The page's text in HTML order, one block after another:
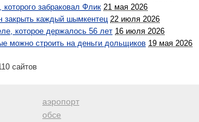
которого забраковал Флик 21 мая 2026
закрыть каждый шымкентец 22 июля 2026
которое держалось 56 лет 16 июля 2026
можно строить на деньги дольщиков 19 мая 2026
сайтов
аэропорт
обсе